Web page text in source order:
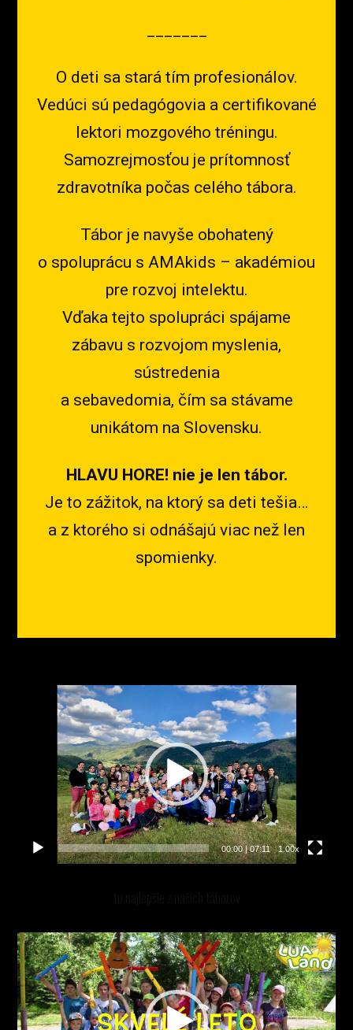
O deti sa stará tím profesionálov.
Vedúci sú pedagógovia a certifikované
lektori mozgového tréningu.
Samozrejmosťou je prítomnosť
zdravotníka počas celého tábora.
Tábor je navyše obohatený
o spoluprácu s AMAkids – akadémiou
pre rozvoj intelektu.
Vďaka tejto spolupráci spájame
zábavu s rozvojom myslenia,
sústredenia
a sebavedomia, čím sa stávame
unikátom na Slovensku.
HLAVU HORE! nie je len tábor.
Je to zážitok, na ktorý sa deti tešia…
a z ktorého si odnášajú viac než len
spomienky.
prehrávač
00:00|07:11 1.00x
Video
prehrávač